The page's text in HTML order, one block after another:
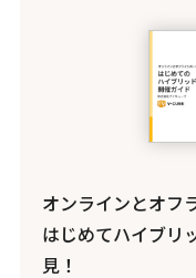
オンラインとオフ
はじめてハイブリ
見！